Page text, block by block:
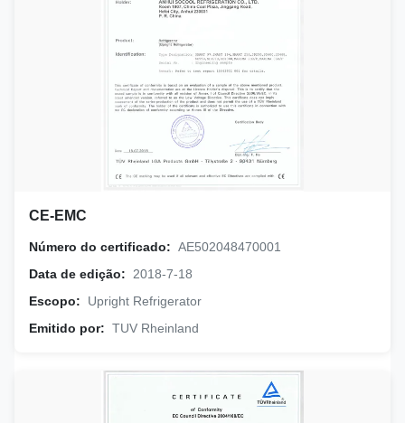
CE-EMC
Número do certificado: AE502048470001
Data de edição:
2018-7-18
Escopo:
Upright Refrigerator
Emitido por: TUV Rheinland